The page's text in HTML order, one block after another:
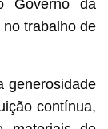
Governo da
trabalho de
generosidade
contínua,